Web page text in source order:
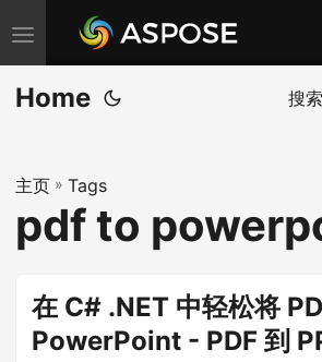
切
换
导
Home 搜索
主页 » Tags
pdf to
在 C# .NET 中轻松将
PowerPoint - PDF 到